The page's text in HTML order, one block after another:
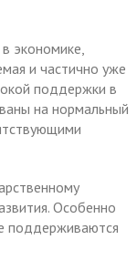
экономике,
и частично уже
поддержки в
на нормальный
Особенно
поддерживаются